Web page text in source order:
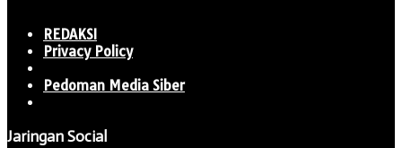
REDAKSI
Privacy Policy
Pedoman Media Siber
Jaringan Social